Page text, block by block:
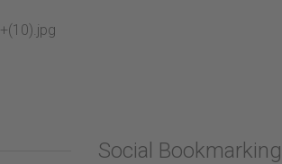
Social Bookmarking